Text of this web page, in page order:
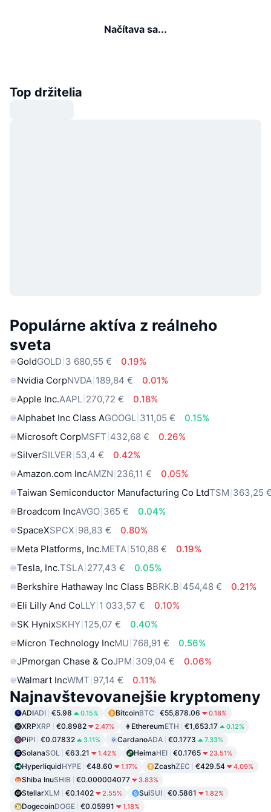
Načítava sa...
Top držitelia
Populárne aktíva z reálneho
sveta
GoldGOLD 3 680,55 €
0.19%
Nvidia CorpNVDA 189,84 €
0.01%
Apple Inc.AAPL 270,72 €
0.18%
Alphabet Inc Class AGOOGL 311,05 €
0.15%
Microsoft CorpMSFT 432,68 €
0.26%
SilverSILVER 53,4 €
0.42%
Amazon.com IncAMZN 236,11 €
0.05%
Taiwan Semiconductor Manufacturing Co LtdTSM 363,25
Broadcom IncAVGO 365 €
0.04%
SpaceXSPCX 98,83 €
0.80%
Meta Platforms, Inc.META 510,88 €
0.19%
Tesla, Inc.TSLA 277,43 €
0.05%
Berkshire Hathaway Inc Class BBRK.B 454,48 €
0.21%
Eli Lilly And CoLLY 1 033,57 €
0.10%
SK HynixSKHY 125,07 €
0.40%
Micron Technology IncMU 768,91 €
0.56%
JPmorgan Chase & CoJPM 309,04 €
0.06%
Walmart IncWMT 97,14 € 0.11%
Najnavštevovanejšie kryptomeny
ADIADI €5.98 0.15% BitcoinBTC €55,878.06 0.18%
XRPXRP €0.8982 2.47% EthereumETH €1,653.17 0.12%
PiPI €0.07832 3.11% CardanoADA €0.1773 7.33%
SolanaSOL €63.21 1.42% HeimaHEI €0.1765 23.51%
HyperliquidHYPE €48.60 1.17% ZcashZEC €429.54 4.09%
Shiba InuSHIB €0.000004077 3.83%
StellarXLM €0.1402 2.55% SuiSUI €0.5861 1.82%
DogecoinDOGE €0.05991 1.18%